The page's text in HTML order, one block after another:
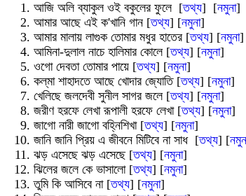
আজি অলি ব্যাকুল ওই বকুলের ফুলে [তথ্য] [নমুনা]
আমার আছে এ‌ই ক'খানি গান [তথ্য] [নমুনা]
আমার মালায় লাগুক তোমার মধুর হাতের [তথ্য] [নমুনা]
আমিনা-দুলাল নাচে হালিমার কোলে [তথ্য] [নমুনা]
ওগো দেবতা তোমার পায়ে [তথ্য] [নমুনা]
কল্‌মা শাহাদতে আছে খোদার জ্যোতি [তথ্য] [নমুনা]
খেলিছে জলদেবী সুনীল সাগর জলে [তথ্য] [নমুনা]
জরীণ হরফে লেখা রূপালী হরফে লেখা [তথ্য] [নমুনা]
জাগো নারী জাগো বহ্নিশিখা [তথ্য] [নমুনা]
জানি জানি প্রিয় এ জীবনে মিটিবে না সাধ [তথ্য] [
ঝড় এসেছে ঝড় এসেছে [তথ্য] [নমুনা]
ঝিলের জলে কে ভাসালো [তথ্য] [নমুনা]
তুমি কি আসিবে না [তথ্য] [নমুনা]